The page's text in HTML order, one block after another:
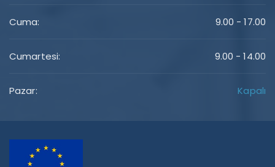
Cuma: 9.00 - 17.00
Cumartesi: 9.00 - 14.00
Pazar: Kapalı